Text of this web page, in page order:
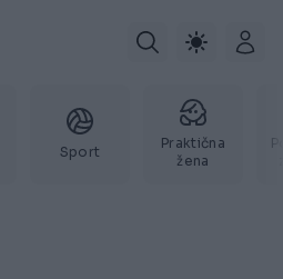
Sport
Praktična
žena